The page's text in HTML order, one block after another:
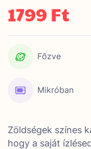
1799 Ft
Főzve
Mikróban
Zöldségek színes
hogy a saját